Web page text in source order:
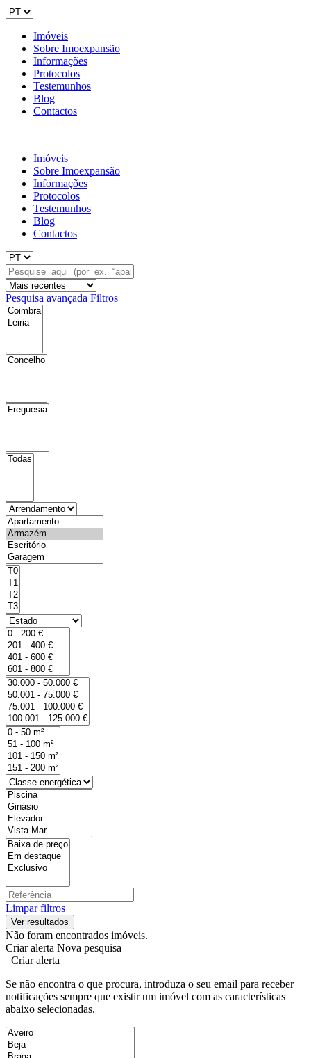
Imóveis
Sobre Imoexpansão
Informações
Protocolos
Testemunhos
Blog
Contactos
Imóveis
Sobre Imoexpansão
Informações
Protocolos
Testemunhos
Blog
Contactos
Pesquisa avançada Filtros
Limpar filtros
Não foram encontrados imóveis.
Criar alerta Nova pesquisa
Criar alerta
Se não encontra o que procura, introduza o seu email para receber
notificações sempre que existir um imóvel com as características
abaixo selecionadas.